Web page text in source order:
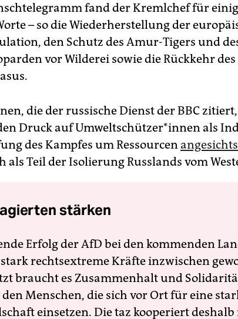
fand der Kremlchef für
– so die Wiederherstellung der
den Schutz des Amur-Tigers und
vor Wilderei sowie die Rückkehr
die der russische Dienst der BBC
Druck auf Um­welt­schüt­zer*­in­nen als
des Kampfes um Ressourcen
als Teil der Isolierung Russlands vom
stärken
Erfolg der AfD bei den kommenden
rechtsextreme Kräfte inzwischen
braucht es Zusammenhalt und
Menschen, die sich vor Ort für eine
einsetzen. Die taz kooperiert